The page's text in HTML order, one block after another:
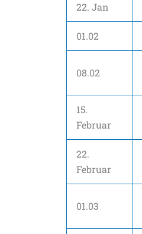
22. Jan
01.02
08.02
15.
Februar
22.
Februar
01.03